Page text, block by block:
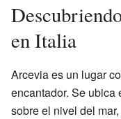
en Italia
Arcevia es un lugar
encantador. Se ubica
sobre el nivel del